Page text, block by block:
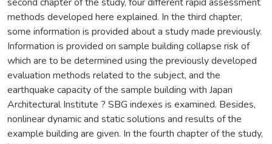
methods developed here explained. In the third chapter,
some information is provided about a study made previously.
Information is provided on sample building collapse risk of
which are to be determined using the previously developed
evaluation methods related to the subject, and the
earthquake capacity of the sample building with Japan
Architectural Institute ? SBG indexes is examined. Besides,
nonlinear dynamic and static solutions and results of the
example building are given. In the fourth chapter of the study,